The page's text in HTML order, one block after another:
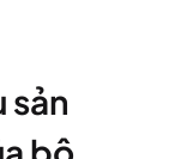
sản